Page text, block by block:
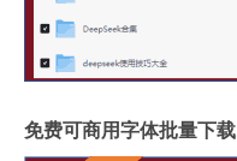
免费可商用字体批量下载